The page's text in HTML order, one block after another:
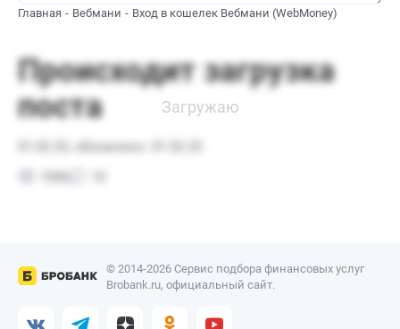
Главная Вебмани Вход в кошелек Вебмани (WebMoney)
© 2014-2026 Сервис подбора финансовых услуг
Brobank.ru, официальный сайт.